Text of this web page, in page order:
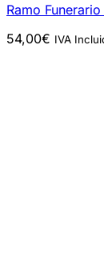
Ramo
54,00€ IVA